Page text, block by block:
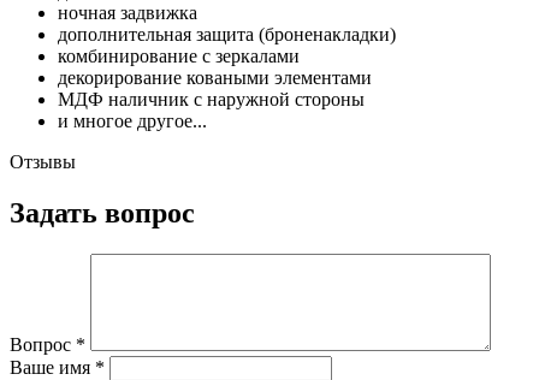
ночная задвижка
дополнительная защита (броненакладки)
комбинирование с зеркалами
декорирование коваными элементами
МДФ наличник с наружной стороны
и многое другое...
Отзывы
Задать вопрос
Вопрос *
Ваше имя *